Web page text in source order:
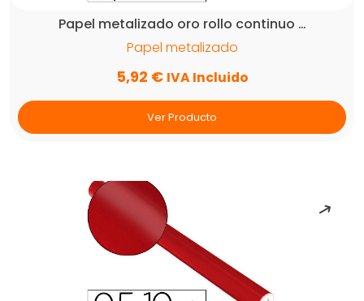
Papel metalizado oro rollo continuo …
Papel metalizado
5,92 € IVA Incluido
Ver Producto